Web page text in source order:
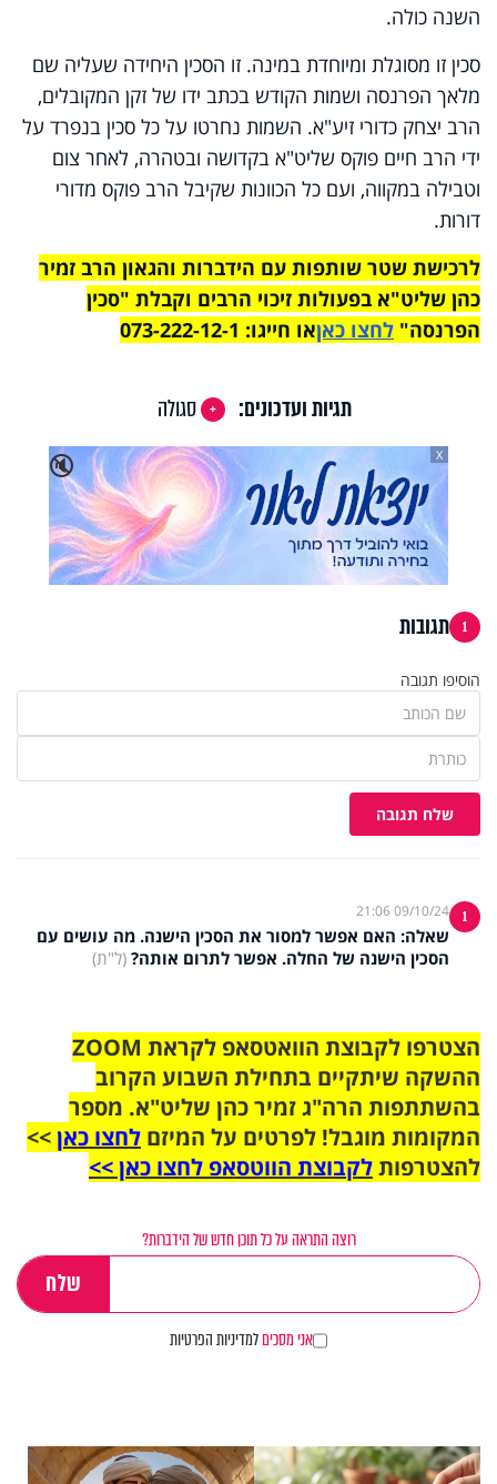
השנה כולה.
סכין זו מסוגלת ומיוחדת במינה. זו הסכין היחידה שעליה שם
מלאך הפרנסה ושמות הקודש בכתב ידו של זקן המקובלים,
הרב יצחק כדורי זיע"א. השמות נחרטו על כל סכין בנפרד על
ידי הרב חיים פוקס שליט"א בקדושה ובטהרה, לאחר צום
וטבילה במקווה, ועם כל הכוונות שקיבל הרב פוקס מדורי
דורות.
לרכישת שטר שותפות עם הידברות והגאון הרב זמיר
כהן שליט"א בפעולות זיכוי הרבים וקבלת "סכין
הפרנסה" לחצו כאןאו חייגו: 073-222-12-1
תגיות ועדכונים:
סגולה
🔇
X
1 תגובות
הוסיפו תגובה
שלח תגובה
1
09/10/24 21:06
שאלה: האם אפשר למסור את הסכין הישנה. מה עושים עם
הסכין הישנה של החלה. אפשר לתרום אותה? (ל"ת)
הצטרפו לקבוצת הוואטסאפ לקראת ZOOM
ההשקה שיתקיים בתחילת השבוע הקרוב
בהשתתפות הרה"ג זמיר כהן שליט"א. מספר
המקומות מוגבל! לפרטים על המיזם לחצו כאן>>
להצטרפותלקבוצת הווטסאפ לחצו כאן >>
רוצה התראה על כל תוכן חדש של הידברות?
אני מסכיםלמדיניות הפרטיות